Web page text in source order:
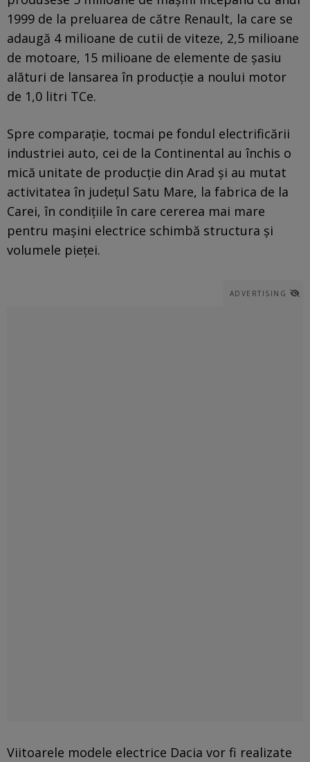
1999 de la preluarea de către Renault, la care se
adaugă 4 milioane de cutii de viteze, 2,5 milioane
de motoare, 15 milioane de elemente de şasiu
alături de lansarea în producţie a noului motor
de 1,0 litri TCe.
Spre comparaţie, tocmai pe fondul electrificării
industriei auto, cei de la Continental au închis o
mică unitate de producţie din Arad şi au mutat
activitatea în judeţul Satu Mare, la fabrica de la
Carei, în condiţiile în care cererea mai mare
pentru maşini electrice schimbă structura şi
volumele pieţei.
ADVERTISING
Viitoarele modele electrice Dacia vor fi realizate